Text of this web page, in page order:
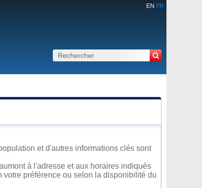
EN FR
et d'autres informations clés sont
à l'adresse et aux horaires indiqués
préférence ou selon la disponibilité du